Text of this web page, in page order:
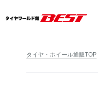
タイヤ・ホイール通販TOP